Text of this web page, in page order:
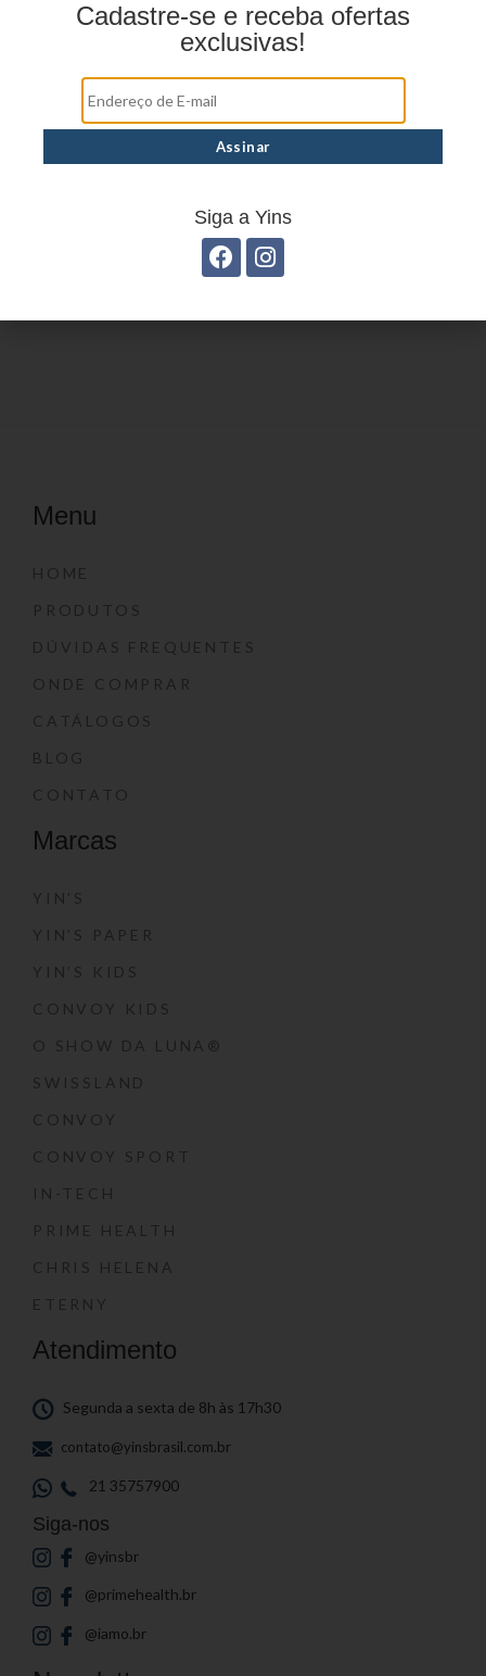
Menu
HOME
PRODUTOS
DÚVIDAS FREQUENTES
ONDE COMPRAR
CATÁLOGOS
BLOG
CONTATO
Marcas
YIN’S
YIN’S PAPER
YIN’S KIDS
CONVOY KIDS
O SHOW DA LUNA®
SWISSLAND
CONVOY
CONVOY SPORT
IN-TECH
PRIME HEALTH
CHRIS HELENA
ETERNY
Atendimento
Segunda a sexta de 8h às 17h30
contato@yinsbrasil.com.br
21 35757900
Siga-nos
@yinsbr
@primehealth.br
@iamo.br
Cadastre-se e receba ofertas
exclusivas!
Siga a Yins